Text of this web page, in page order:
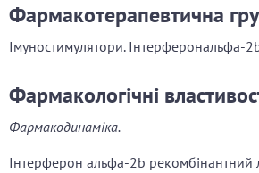
Фармакотерапевтична
Імуностимулятори. Інтерферональфа-
Фармакологічні
Фармакодинаміка.
Інтерферон альфа-2b